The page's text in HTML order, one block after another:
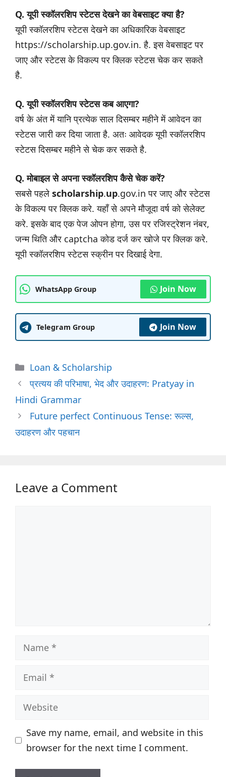
Q. यूपी स्कॉलरशिप स्टेटस देखने का वेबसाइट क्या है?
यूपी स्कॉलरशिप स्टेटस देखने का अधिकारिक वेबसाइट
https://scholarship.up.gov.in. है. इस वेबसाइट पर
जाए और स्टेटस के विकल्प पर क्लिक स्टेटस चेक कर सकते
है.
Q. यूपी स्कॉलरशिप स्टेटस कब आएगा?
वर्ष के अंत में यानि प्रत्येक साल दिसम्बर महीने में आवेदन का
स्टेटस जारी कर दिया जाता है. अतः आवेदक यूपी स्कॉलरशिप
स्टेटस दिसम्बर महीने से चेक कर सकते है.
Q. मोबाइल से अपना स्कॉलरशिप कैसे चेक करें?
सबसे पहले scholarship.up.gov.in पर जाए और स्टेटस
के विकल्प पर क्लिक करे. यहाँ से अपने मौजूदा वर्ष को सेलेक्ट
करे. इसके बाद एक पेज ओपन होगा, उस पर रजिस्ट्रेशन नंबर,
जन्म थिति और captcha कोड दर्ज कर खोजे पर क्लिक करे.
यूपी स्कॉलरशिप स्टेटस स्क्रीन पर दिखाई देगा.
WhatsApp Group Join Now
Telegram Group Join Now
Categories
Loan & Scholarship
प्रत्यय की परिभाषा, भेद और उदाहरण: Pratyay in
Hindi Grammar
Future perfect Continuous Tense: रूल्स,
उदाहरण और पहचान
Leave a Comment
Name
Email
Website
Save my name, email, and website in this
browser for the next time I comment.